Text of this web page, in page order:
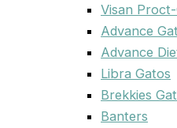
Visan
Advance
Advance
Libra Gatos
Brekkies
Banters